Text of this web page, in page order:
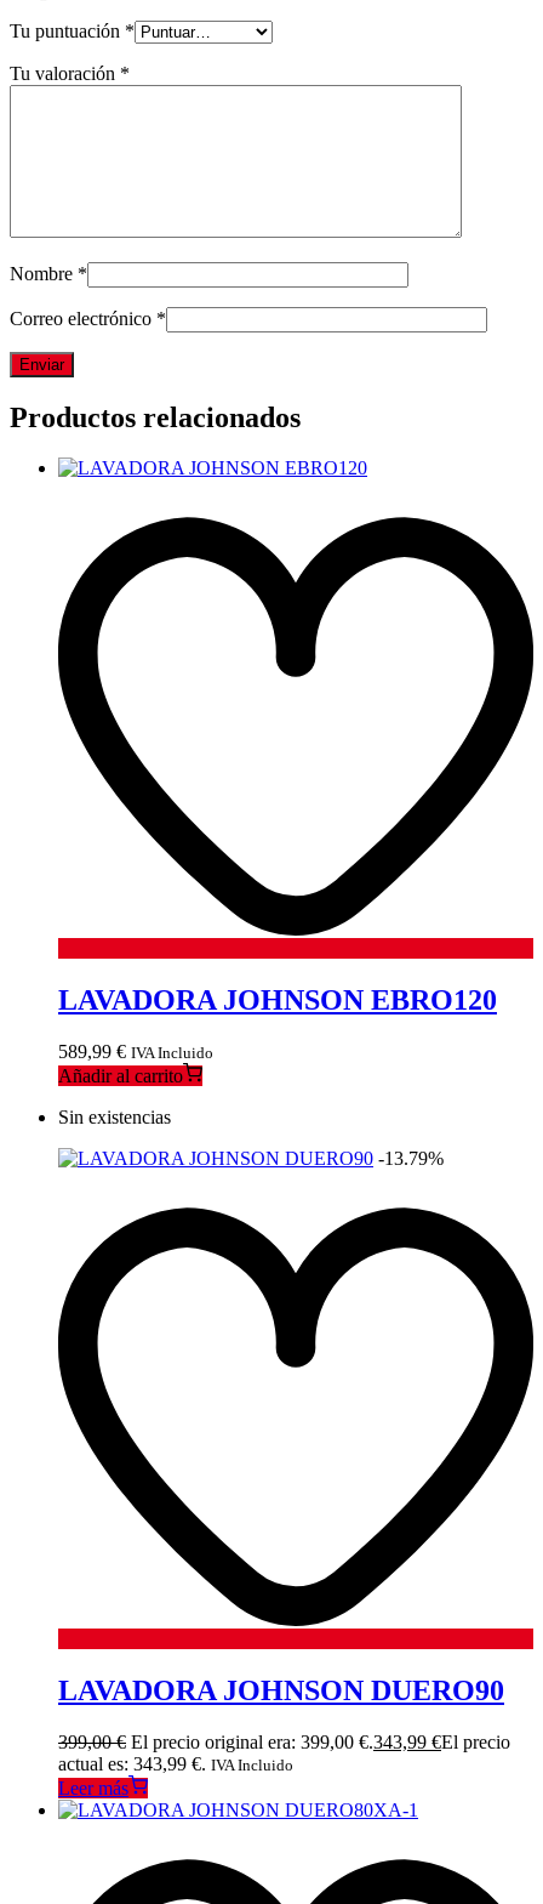
Tu puntuación *
Tu valoración *
Nombre *
Correo electrónico *
Productos relacionados
LAVADORA JOHNSON EBRO120
589,99 € IVA Incluido
Añadir al carrito
Sin existencias
-13.79%
LAVADORA JOHNSON DUERO90
399,00€ El precio original era: 399,00 €.343,99 €El precio
actual es: 343,99 €. IVA Incluido
Leer más